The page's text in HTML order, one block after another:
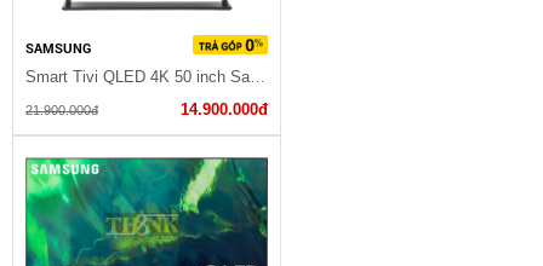
SAMSUNG
21.900.000đ 14.900.000đ